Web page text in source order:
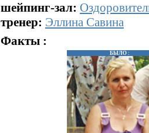
шейпинг-зал:
тренер: Эллина Савина
Факты :
БЫЛО :